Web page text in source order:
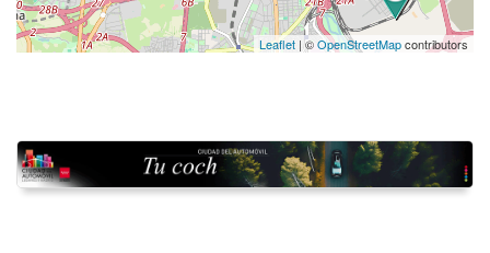
Leaflet | ©OpenStreetMapcontributors